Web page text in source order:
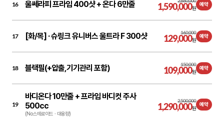
16 울쎄라피 프라임 400샷 + 온다 6만줄 1,590,000원
예약
17 [화/목] ·슈링크 유니버스 울트라 F 300샷 160,000
129,000원
예약
18 블랙필(+압출,기기관리 포함) 150,000
109,000원
예약
19
바디온다 10만줄 + 프라임 바디컷 주사
500cc
(No 스테로이드ㆍ대용량)
2,500,000
1,290,000원
예약